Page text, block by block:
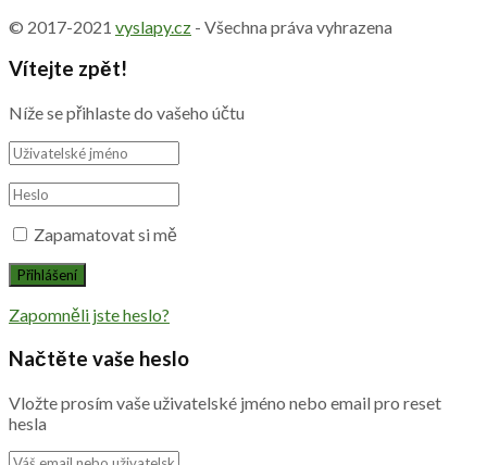
© 2017-2021 vyslapy.cz - Všechna práva vyhrazena
Vítejte zpět!
Níže se přihlaste do vašeho účtu
Zapamatovat si mě
Zapomněli jste heslo?
Načtěte vaše heslo
Vložte prosím vaše uživatelské jméno nebo email pro reset
hesla